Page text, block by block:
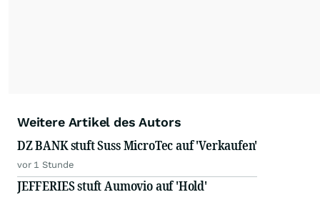
Weitere Artikel des Autors
DZ BANK stuft Suss MicroTec auf 'Verkaufen'
vor 1 Stunde
JEFFERIES stuft Aumovio auf 'Hold'